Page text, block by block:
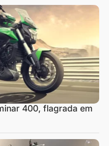
400, flagrada em